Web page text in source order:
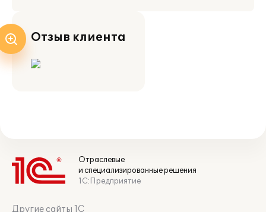
Отзыв клиента
Отраслевые
и специализированные решения
1С:Предприятие
Другие сайты 1С